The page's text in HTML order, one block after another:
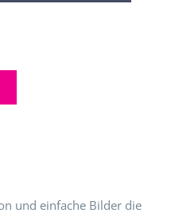
und einfache Bilder die